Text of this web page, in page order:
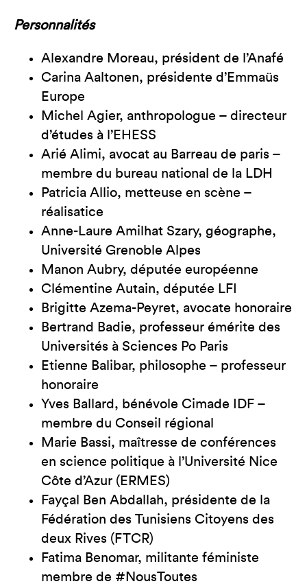
Personnalités
Alexandre Moreau, président de l’Anafé
Carina Aaltonen, présidente d’Emmaüs
Europe
Michel Agier, anthropologue – directeur
d’études à l’EHESS
Arié Alimi, avocat au Barreau de paris –
membre du bureau national de la LDH
Patricia Allio, metteuse en scène –
réalisatice
Anne-Laure Amilhat Szary, géographe,
Université Grenoble Alpes
Manon Aubry, députée européenne
Clémentine Autain, députée LFI
Brigitte Azema-Peyret, avocate honoraire
Bertrand Badie, professeur émérite des
Universités à Sciences Po Paris
Etienne Balibar, philosophe – professeur
honoraire
Yves Ballard, bénévole Cimade IDF –
membre du Conseil régional
Marie Bassi, maîtresse de conférences
en science politique à l’Université Nice
Côte d’Azur (ERMES)
Fayçal Ben Abdallah, présidente de la
Fédération des Tunisiens Citoyens des
deux Rives (FTCR)
Fatima Benomar, militante féministe
membre de #NousToutes